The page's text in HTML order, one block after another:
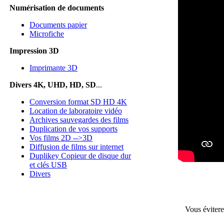
Vous
Numérisation de documents
Documents papier
Microfiche
Impression 3D
Imprimante 3D
Divers 4K, UHD, HD, SD...
Conversion format SD HD 4K
Location de laboratoire vidéo
Archives sauvegardes des films
Duplication de vos supports
Vos films 2D -->3D
Diffusion de films sur internet
Duplikey Copieur de disque dur
et clés USB
Divers